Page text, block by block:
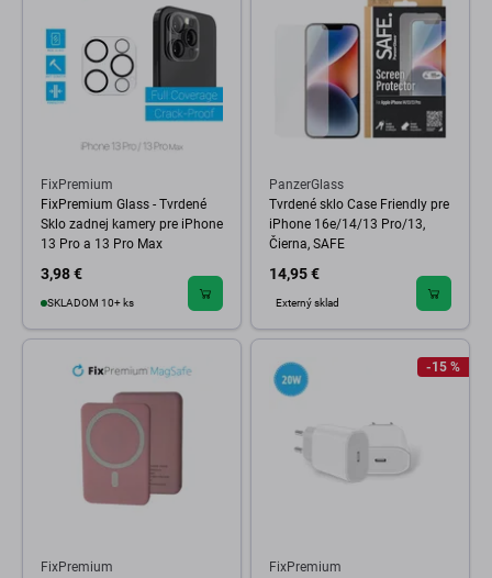
FixPremium
FixPremium Glass - Tvrdené
Sklo zadnej kamery pre iPhone
13 Pro a 13 Pro Max
3,98 €
SKLADOM 10+ ks
PanzerGlass
Tvrdené sklo Case Friendly pre
iPhone 16e/14/13 Pro/13,
Čierna, SAFE
14,95 €
Externý sklad
FixPremium
-15 %
FixPremium